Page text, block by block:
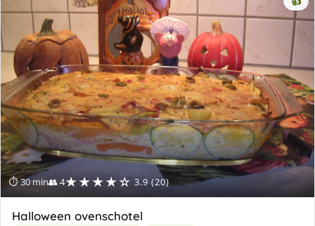
⏱ 30 min👥 4★★★★☆ 3.9 (20)
Halloween ovenschotel